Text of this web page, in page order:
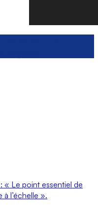
« Le point essentiel de
à l’échelle ».